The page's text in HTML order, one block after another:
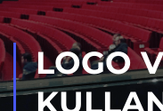
LOGO